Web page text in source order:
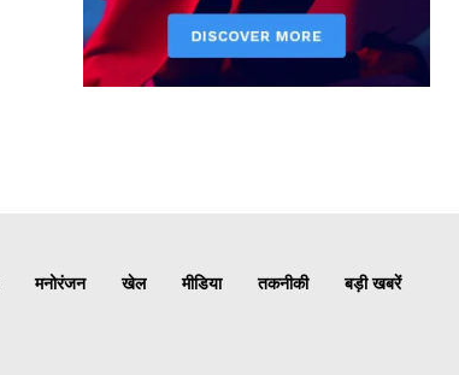
मनोरंजन खेल मीडिया तकनीकी बड़ी खबरें